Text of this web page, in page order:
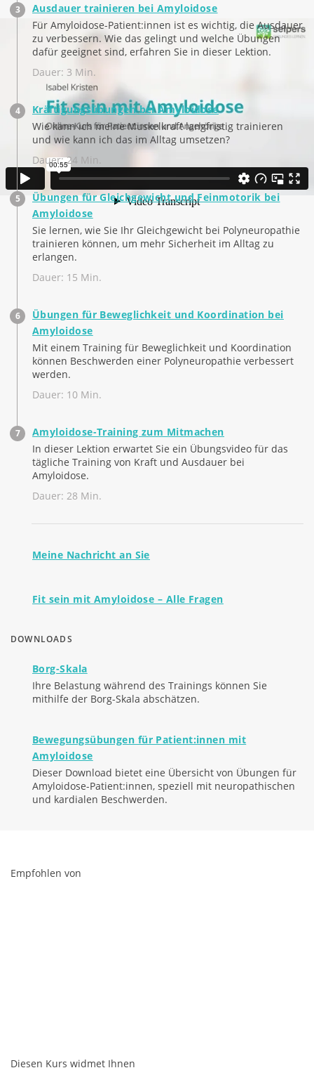
Ausdauer trainieren bei Amyloidose
Für Amyloidose-Patient:innen ist es wichtig, die Ausdauer
zu verbessern. Wie das gelingt und welche Übungen
dafür geeignet sind, erfahren Sie in dieser Lektion.
Dauer: 3 Min.
Kräftigungsübungen bei Amyloidose
Wie kann ich meine Muskelkraft langfristig trainieren
und wie kann ich das im Alltag umsetzen?
Dauer: 24 Min.
Übungen für Gleichgewicht und Feinmotorik bei
Amyloidose
Sie lernen, wie Sie Ihr Gleichgewicht bei Polyneuropathie
trainieren können, um mehr Sicherheit im Alltag zu
erlangen.
Dauer: 15 Min.
Übungen für Beweglichkeit und Koordination bei
Amyloidose
Mit einem Training für Beweglichkeit und Koordination
können Beschwerden einer Polyneuropathie verbessert
werden.
Dauer: 10 Min.
Amyloidose-Training zum Mitmachen
In dieser Lektion erwartet Sie ein Übungsvideo für das
tägliche Training von Kraft und Ausdauer bei
Amyloidose.
Dauer: 28 Min.
Meine Nachricht an Sie
Fit sein mit Amyloidose – Alle Fragen
DOWNLOADS
Borg-Skala
Ihre Belastung während des Trainings können Sie
mithilfe der Borg-Skala abschätzen.
Bewegungsübungen für Patient:innen mit
Amyloidose
Dieser Download bietet eine Übersicht von Übungen für
Amyloidose-Patient:innen, speziell mit neuropathischen
und kardialen Beschwerden.
Empfohlen von
Diesen Kurs widmet Ihnen